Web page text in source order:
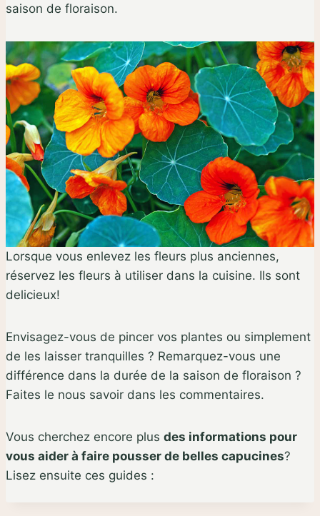
saison de floraison.
Lorsque vous enlevez les fleurs plus anciennes,
réservez les fleurs à utiliser dans la cuisine. Ils sont
delicieux!
Envisagez-vous de pincer vos plantes ou simplement
de les laisser tranquilles ? Remarquez-vous une
différence dans la durée de la saison de floraison ?
Faites le nous savoir dans les commentaires.
Vous cherchez encore plus des informations pour
vous aider à faire pousser de belles capucines?
Lisez ensuite ces guides :